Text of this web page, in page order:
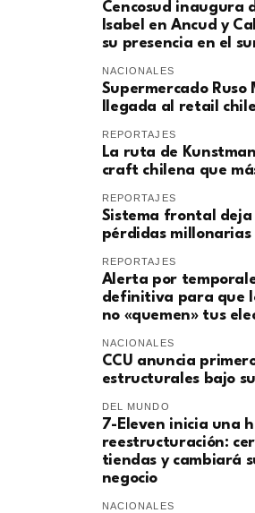
Cencosud inaugura
Isabel en Ancud y
su presencia en el
NACIONALES
Supermercado Ruso
llegada al retail
REPORTAJES
La ruta de
craft chilena que
REPORTAJES
Sistema frontal deja
pérdidas millonarias
REPORTAJES
Alerta por
definitiva para que
no «quemen» tus
NACIONALES
CCU anuncia
estructurales bajo
DEL MUNDO
7-Eleven inicia una
reestructuración:
tiendas y cambiará
negocio
NACIONALES